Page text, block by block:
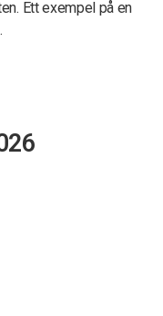
Ett exempel på en